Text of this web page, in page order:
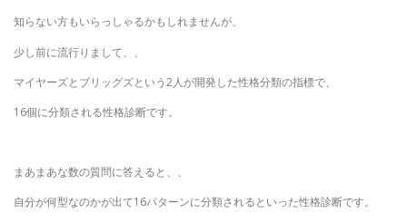
知らない方もいらっしゃるかもしれませんが、
少し前に流行りまして、、
マイヤーズとブリッグズという2人が開発した性格分類の指標で、
16個に分類される性格診断です。
まあまあな数の質問に答えると、、
自分が何型なのかが出て16パターンに分類されるといった性格診断です。